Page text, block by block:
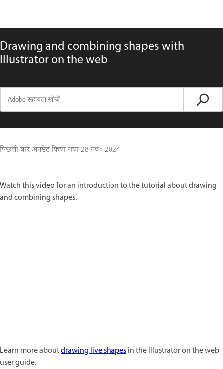
Drawing and combining shapes with
Illustrator on the web
पिछली बार अपडेट किया गया28 नव॰ 2024
Watch this video for an introduction to the tutorial about drawing
and combining shapes.
Learn more aboutdrawing live shapesin the Illustrator on the web
user guide.